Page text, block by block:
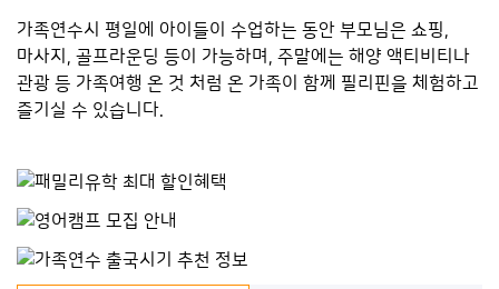
가족연수시 평일에 아이들이 수업하는 동안 부모님은 쇼핑,
마사지, 골프라운딩 등이 가능하며, 주말에는 해양 액티비티나
관광 등 가족여행 온 것 처럼 온 가족이 함께 필리핀을 체험하고
즐기실 수 있습니다.